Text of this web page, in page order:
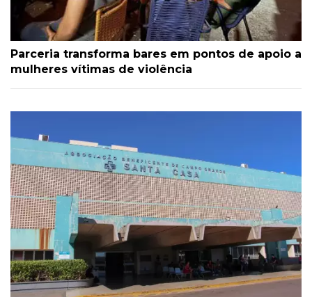
Parceria transforma bares em pontos de apoio a
mulheres vítimas de violência